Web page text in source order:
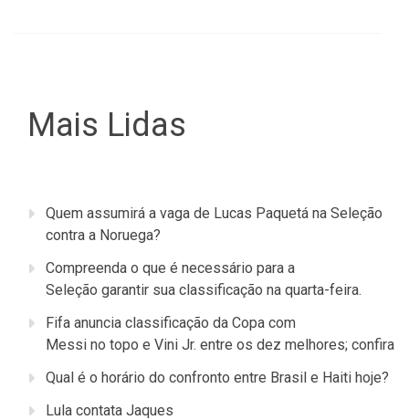
Mais Lidas
Quem assumirá a vaga de Lucas Paquetá na Seleção
contra a Noruega?
Compreenda o que é necessário para a
Seleção garantir sua classificação na quarta-feira.
Fifa anuncia classificação da Copa com
Messi no topo e Vini Jr. entre os dez melhores; confira
Qual é o horário do confronto entre Brasil e Haiti hoje?
Lula contata Jaques